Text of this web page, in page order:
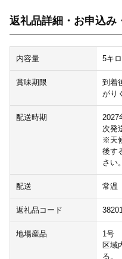
返礼品詳細・お申込み
内容量 5キ
賞味期限
到着
がり
配送時期
2027
次発
※天
後す
さい。
配送 常温
返礼品コード
地場産品
1号
区域
る。